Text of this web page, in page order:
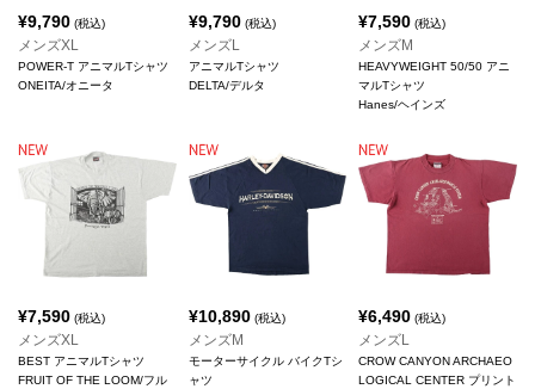
¥9,790 (税込)
メンズXL
POWER-T アニマルTシャツ
ONEITA/オニータ
¥9,790(税込)
メンズL
アニマルTシャツ
DELTA/デルタ
¥7,590 (税込)
メンズM
HEAVYWEIGHT 50/50 アニ
マルTシャツ
Hanes/ヘインズ
¥7,590 (税込)
メンズXL
BEST アニマルTシャツ
FRUIT OF THE LOOM/フル
¥10,890(税込)
メンズM
モーターサイクル バイクTシ
ャツ
¥6,490 (税込)
メンズL
CROW CANYON ARCHAEO
LOGICAL CENTER プリント